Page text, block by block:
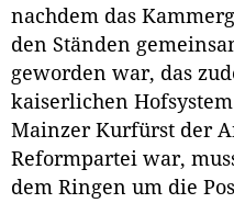
nachdem das
den Ständen
geworden war, das
kaiserlichen
Mainzer Kurfürst der
Reformpartei war,
dem Ringen um die